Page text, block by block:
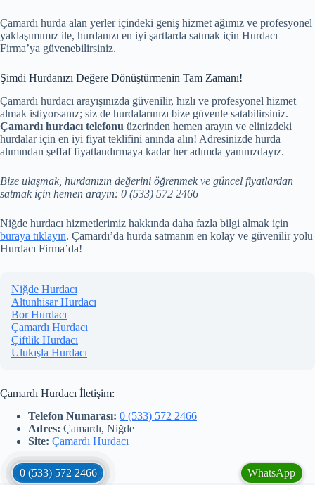
Çamardı hurda alan yerler içindeki geniş hizmet ağımız ve profesyonel
yaklaşımımız ile, hurdanızı en iyi şartlarda satmak için Hurdacı
Firma’ya güvenebilirsiniz.
Şimdi Hurdanızı Değere Dönüştürmenin Tam Zamanı!
Çamardı hurdacı arayışınızda güvenilir, hızlı ve profesyonel hizmet
almak istiyorsanız; siz de hurdalarınızı bize güvenle satabilirsiniz.
Çamardı hurdacı telefonu üzerinden hemen arayın ve elinizdeki
hurdalar için en iyi fiyat teklifini anında alın! Adresinizde hurda
alımından şeffaf fiyatlandırmaya kadar her adımda yanınızdayız.
Bize ulaşmak, hurdanızın değerini öğrenmek ve güncel fiyatlardan
satmak için hemen arayın: 0 (533) 572 2466
Niğde hurdacı hizmetlerimiz hakkında daha fazla bilgi almak için
buraya tıklayın. Çamardı’da hurda satmanın en kolay ve güvenilir yolu
Hurdacı Firma’da!
Niğde Hurdacı
Altunhisar Hurdacı
Bor Hurdacı
Çamardı Hurdacı
Çiftlik Hurdacı
Ulukışla Hurdacı
Çamardı Hurdacı İletişim:
Telefon Numarası: 0 (533) 572 2466
Adres: Çamardı, Niğde
Site: Çamardı Hurdacı
0 (533) 572 2466 WhatsApp